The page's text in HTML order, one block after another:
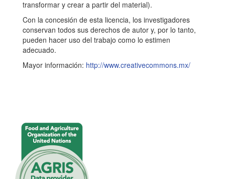
transformar y crear a partir del material).
Con la concesión de esta licencia, los investigadores
conservan todos sus derechos de autor y, por lo tanto,
pueden hacer uso del trabajo como lo estimen
adecuado.
Mayor información: http://www.creativecommons.mx/